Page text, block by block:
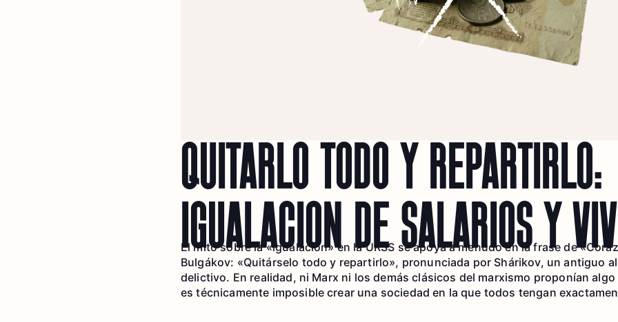
QUITARLO TODO Y REPARTIRLO:
IGUALACIÓN DE SALARIOS Y
El mito sobre la «igualación» en la URSS se apoya a menudo en la frase de
Bulgákov: «Quitárselo todo y repartirlo», pronunciada por Shárikov, un antiguo
delictivo. En realidad, ni Marx ni los demás clásicos del marxismo proponían algo
es técnicamente imposible crear una sociedad en la que todos tengan